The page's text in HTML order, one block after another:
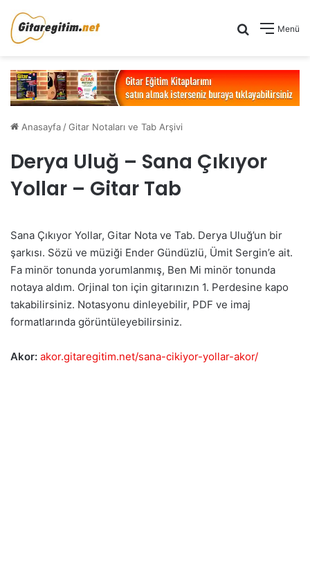
Menü
Arama yap
Anasayfa /Gitar Notaları ve Tab Arşivi
Derya Uluğ – Sana Çıkıyor
Yollar – Gitar Tab
Sana Çıkıyor Yollar, Gitar Nota ve Tab. Derya Uluğ’un bir
şarkısı. Sözü ve müziği Ender Gündüzlü, Ümit Sergin’e ait.
Fa minör tonunda yorumlanmış, Ben Mi minör tonunda
notaya aldım. Orjinal ton için gitarınızın 1. Perdesine kapo
takabilirsiniz. Notasyonu dinleyebilir, PDF ve imaj
formatlarında görüntüleyebilirsiniz.
Akor: akor.gitaregitim.net/sana-cikiyor-yollar-akor/